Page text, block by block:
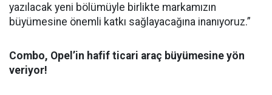
yazılacak yeni bölümüyle birlikte markamızın
büyümesine önemli katkı sağlayacağına inanıyoruz.”
Combo, Opel’in hafif ticari araç büyümesine yön
veriyor!